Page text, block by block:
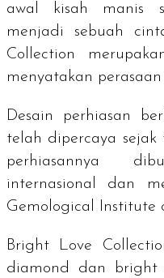
awal kisah manis
menjadi sebuah
Collection
menyatakan
Desain perhiasan
telah dipercaya sejak
perhiasannya
internasional dan
Gemological Institute
Bright Love
diamond dan bright